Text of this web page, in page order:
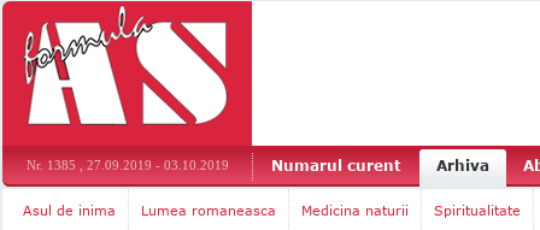
Nr. 1385 , 27.09.2019 - 03.10.2019 Numarul curent Arhiva
Asul de inima Lumea romaneasca Medicina naturii Spiritualitate